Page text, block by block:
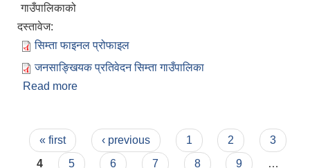
गाउँपालिकाको
दस्तावेज:
सिम्ता फाइनल प्रोफाइल
जनसाङ्खियक प्रतिवेदन सिम्ता गाउँपालिका
Read more
Pages
« first ‹ previous 1 2
3
4
5 6 7 8 9
…